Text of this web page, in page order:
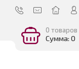
0 товаров
Сумма: 0